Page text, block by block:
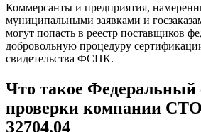
Коммерсанты и предприятия,
муниципальными заявками и
могут попасть в реестр поставщиков
добровольную процедуру
свидетельства ФСПК.
Что такое Федеральный
проверки компании
З2704.04